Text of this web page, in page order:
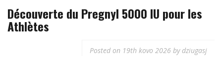
Découverte du Pregnyl 5000 IU pour les
Athlètes
Posted on 19th kovo 2026 bydziugasj